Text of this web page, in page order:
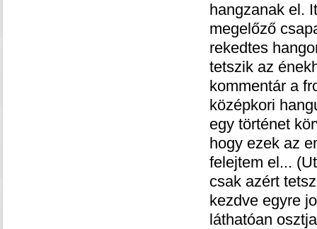
hangzanak el.
megelőző
rekedtes
tetszik az
kommentár a
középkori
egy történet
hogy ezek az
felejtem el...
csak azért
kezdve egyre
láthatóan